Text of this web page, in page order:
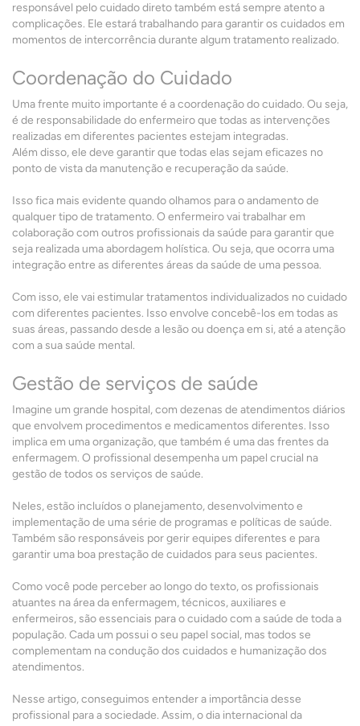
responsável pelo cuidado direto também está sempre atento a
complicações. Ele estará trabalhando para garantir os cuidados em
momentos de intercorrência durante algum tratamento realizado.
Coordenação do Cuidado
Uma frente muito importante é a coordenação do cuidado. Ou seja,
é de responsabilidade do enfermeiro que todas as intervenções
realizadas em diferentes pacientes estejam integradas.
Além disso, ele deve garantir que todas elas sejam eficazes no
ponto de vista da manutenção e recuperação da saúde.
Isso fica mais evidente quando olhamos para o andamento de
qualquer tipo de tratamento. O enfermeiro vai trabalhar em
colaboração com outros profissionais da saúde para garantir que
seja realizada uma abordagem holística. Ou seja, que ocorra uma
integração entre as diferentes áreas da saúde de uma pessoa.
Com isso, ele vai estimular tratamentos individualizados no cuidado
com diferentes pacientes. Isso envolve concebê-los em todas as
suas áreas, passando desde a lesão ou doença em si, até a atenção
com a sua saúde mental.
Gestão de serviços de saúde
Imagine um grande hospital, com dezenas de atendimentos diários
que envolvem procedimentos e medicamentos diferentes. Isso
implica em uma organização, que também é uma das frentes da
enfermagem. O profissional desempenha um papel crucial na
gestão de todos os serviços de saúde.
Neles, estão incluídos o planejamento, desenvolvimento e
implementação de uma série de programas e políticas de saúde.
Também são responsáveis por gerir equipes diferentes e para
garantir uma boa prestação de cuidados para seus pacientes.
Como você pode perceber ao longo do texto, os profissionais
atuantes na área da enfermagem, técnicos, auxiliares e
enfermeiros, são essenciais para o cuidado com a saúde de toda a
população. Cada um possui o seu papel social, mas todos se
complementam na condução dos cuidados e humanização dos
atendimentos.
Nesse artigo, conseguimos entender a importância desse
profissional para a sociedade. Assim, o dia internacional da